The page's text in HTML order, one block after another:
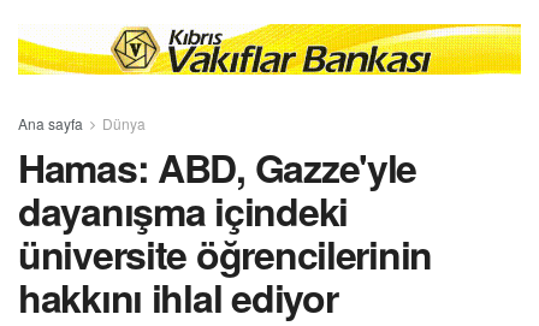
Ana sayfa Dünya
Hamas: ABD, Gazze'yle
dayanışma içindeki
üniversite öğrencilerinin
hakkını ihlal ediyor